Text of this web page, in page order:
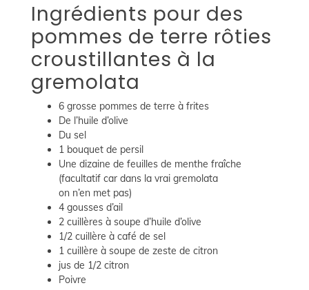
Ingrédients pour des
pommes de terre rôties
croustillantes à la
gremolata
6 grosse pommes de terre à frites
De l’huile d’olive
Du sel
1 bouquet de persil
Une dizaine de feuilles de menthe fraîche
(facultatif car dans la vrai gremolata
on n’en met pas)
4 gousses d’ail
2 cuillères à soupe d’huile d’olive
1/2 cuillère à café de sel
1 cuillère à soupe de zeste de citron
jus de 1/2 citron
Poivre